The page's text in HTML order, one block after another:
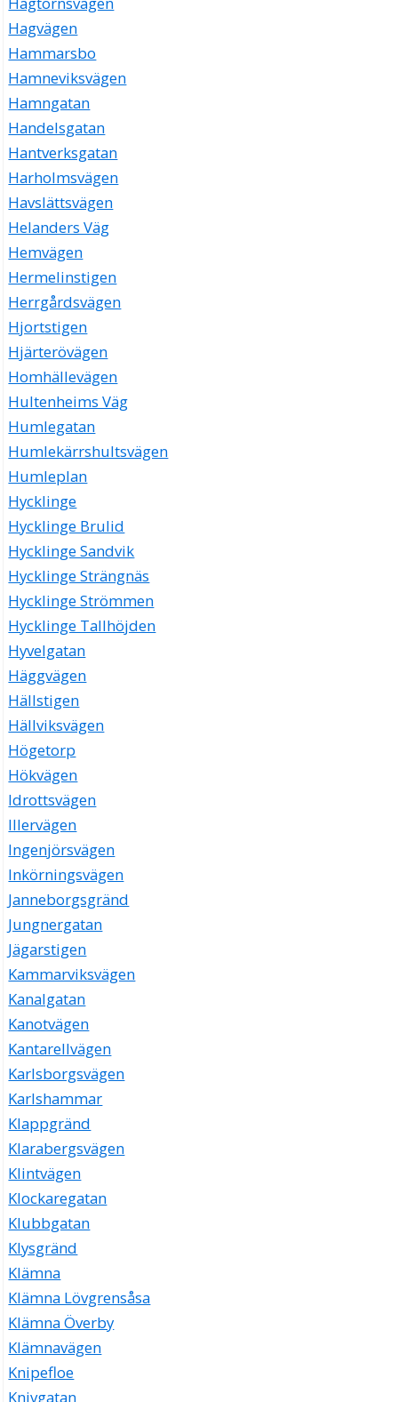
Hagvägen
Hammarsbo
Hamneviksvägen
Hamngatan
Handelsgatan
Hantverksgatan
Harholmsvägen
Havslättsvägen
Helanders Väg
Hemvägen
Hermelinstigen
Herrgårdsvägen
Hjortstigen
Hjärterövägen
Homhällevägen
Hultenheims Väg
Humlegatan
Humlekärrshultsvägen
Humleplan
Hycklinge
Hycklinge Brulid
Hycklinge Sandvik
Hycklinge Strängnäs
Hycklinge Strömmen
Hycklinge Tallhöjden
Hyvelgatan
Häggvägen
Hällstigen
Hällviksvägen
Högetorp
Hökvägen
Idrottsvägen
Illervägen
Ingenjörsvägen
Inkörningsvägen
Janneborgsgränd
Jungnergatan
Jägarstigen
Kammarviksvägen
Kanalgatan
Kanotvägen
Kantarellvägen
Karlsborgsvägen
Karlshammar
Klappgränd
Klarabergsvägen
Klintvägen
Klockaregatan
Klubbgatan
Klysgränd
Klämna
Klämna Lövgrensåsa
Klämna Överby
Klämnavägen
Knipefloe
Knivgatan